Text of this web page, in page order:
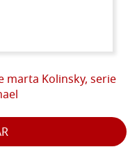
marta Kolinsky, serie